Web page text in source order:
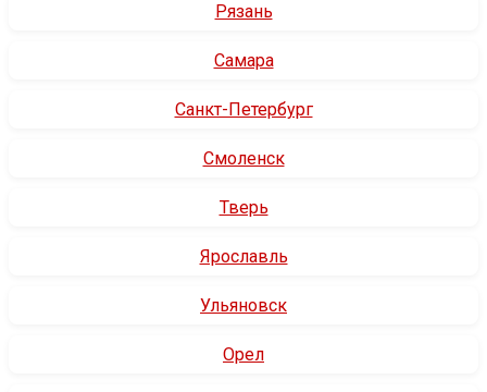
Рязань
Самара
Санкт-Петербург
Смоленск
Тверь
Ярославль
Ульяновск
Орел